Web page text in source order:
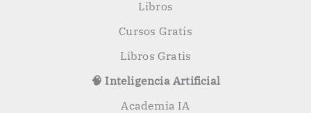
Libros
Cursos Gratis
Libros Gratis
🧠 Inteligencia Artificial
Academia IA